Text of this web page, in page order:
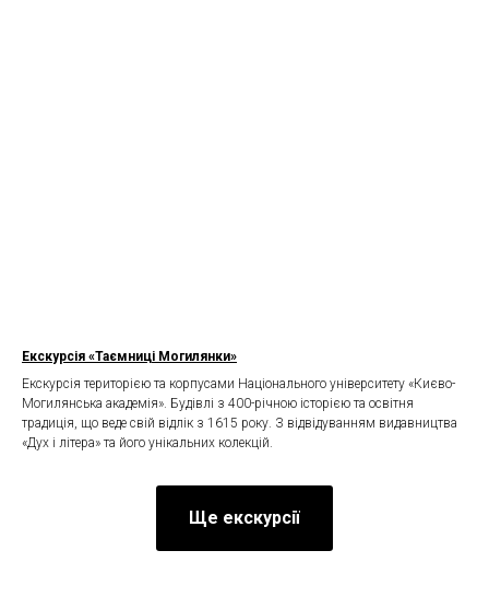
Екскурсія «Таємниці Могилянки»
Екскурсія територією та корпусами Національного університету «Києво-
Могилянська академія». Будівлі з 400-річною історією та освітня
традиція, що веде свій відлік з 1615 року. З відвідуванням видавництва
«Дух і літера» та його унікальних колекцій.
Ще екскурсії